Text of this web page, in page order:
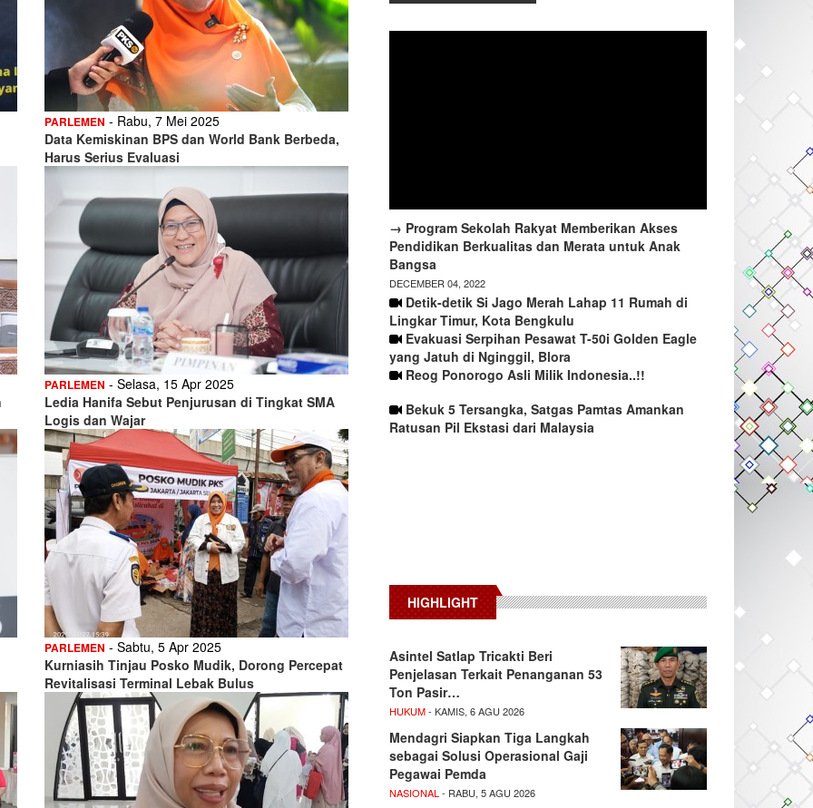
PARLEMEN - Rabu, 7 Mei 2025
Data Kemiskinan BPS dan World Bank Berbeda,
Harus Serius Evaluasi
PARLEMEN - Selasa, 15 Apr 2025
Ledia Hanifa Sebut Penjurusan di Tingkat SMA
Logis dan Wajar
PARLEMEN - Sabtu, 5 Apr 2025
Kurniasih Tinjau Posko Mudik, Dorong Percepat
Revitalisasi Terminal Lebak Bulus
→ Program Sekolah Rakyat Memberikan Akses
Pendidikan Berkualitas dan Merata untuk Anak
Bangsa
DECEMBER 04, 2022
Detik-detik Si Jago Merah Lahap 11 Rumah di
Lingkar Timur, Kota Bengkulu
Evakuasi Serpihan Pesawat T-50i Golden Eagle
yang Jatuh di Nginggil, Blora
Reog Ponorogo Asli Milik Indonesia..!!
Bekuk 5 Tersangka, Satgas Pamtas Amankan
Ratusan Pil Ekstasi dari Malaysia
HIGHLIGHT
Asintel Satlap Tricakti Beri
Penjelasan Terkait Penanganan 53
Ton Pasir…
HUKUM- KAMIS, 6 AGU 2026
Mendagri Siapkan Tiga Langkah
sebagai Solusi Operasional Gaji
Pegawai Pemda
NASIONAL - RABU, 5 AGU 2026